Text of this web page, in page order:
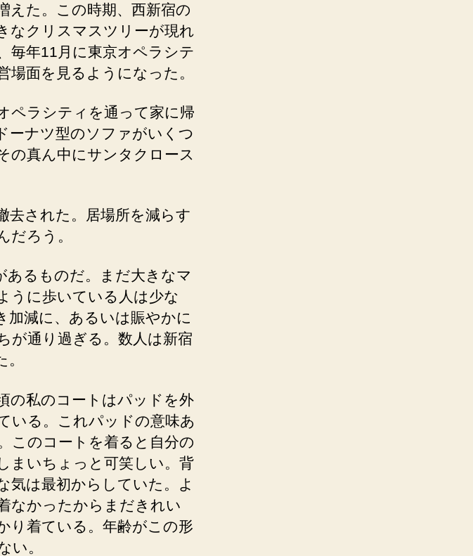
えた。この時期、西新宿の
なクリスマスツリーが現れ
毎年11月に東京オペラシテ
場面を見るようになった。
ペラシティを通って家に帰
ーナツ型のソファがいくつ
の真ん中にサンタクロース
去された。居場所を減らす
だろう。
あるものだ。まだ大きなマ
うに歩いている人は少な
加減に、あるいは賑やかに
が通り過ぎる。数人は新宿
の私のコートはパッドを外
いる。これパッドの意味あ
このコートを着ると自分の
まいちょっと可笑しい。背
気は最初からしていた。よ
なかったからまだきれい
り着ている。年齢がこの形
い。